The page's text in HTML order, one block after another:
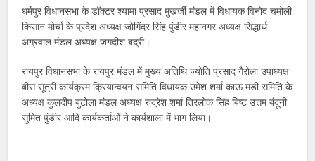
धर्मपुर विधानसभा के डॉक्टर श्यामा प्रसाद मुखर्जी मंडल में विधायक विनोद चमोली
किसान मोर्चा के प्रदेश अध्यक्ष जोगिंदर सिंह पुंडीर महानगर अध्यक्ष सिद्धार्थ
अग्रवाल मंडल अध्यक्ष जगदीश बद्री।
रायपुर विधानसभा के रायपुर मंडल में मुख्य अतिथि ज्योति प्रसाद गैरोला उपाध्यक्ष
बीस सूत्री कार्यक्रम क्रियान्वयन समिति विधायक उमेश शर्मा काऊ मंडी समिति के
अध्यक्ष कुलदीप बुटोला मंडल अध्यक्ष रुद्रेश शर्मा तिरलोक सिंह बिष्ट उत्तम बंदूनी
सुमित पुंडीर आदि कार्यकर्ताओं ने कार्यशाला में भाग लिया।